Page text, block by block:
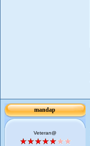
mandap
Veteran@